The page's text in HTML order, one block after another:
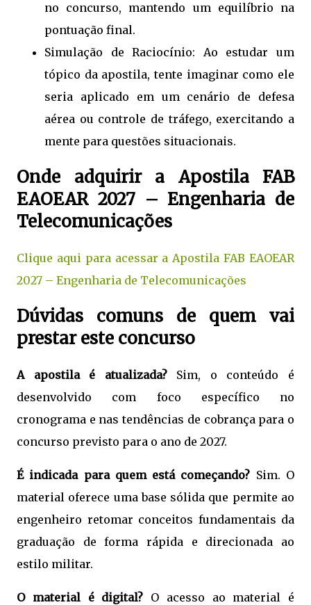
no concurso, mantendo um equilíbrio na
pontuação final.
Simulação de Raciocínio: Ao estudar um
tópico da apostila, tente imaginar como ele
seria aplicado em um cenário de defesa
aérea ou controle de tráfego, exercitando a
mente para questões situacionais.
Onde adquirir a Apostila FAB
EAOEAR 2027 – Engenharia de
Telecomunicações
Clique aqui para acessar a Apostila FAB EAOEAR
2027 – Engenharia de Telecomunicações
Dúvidas comuns de quem vai
prestar este concurso
A apostila é atualizada?Sim, o conteúdo é
desenvolvido com foco específico no
cronograma e nas tendências de cobrança para o
concurso previsto para o ano de 2027.
É indicada para quem está começando? Sim. O
material oferece uma base sólida que permite ao
engenheiro retomar conceitos fundamentais da
graduação de forma rápida e direcionada ao
estilo militar.
O material é digital? O acesso ao material é